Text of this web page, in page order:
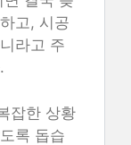
고, 시공
라고 주
잡한 상황
록 돕습